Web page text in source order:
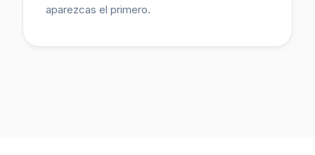
aparezcas el primero.